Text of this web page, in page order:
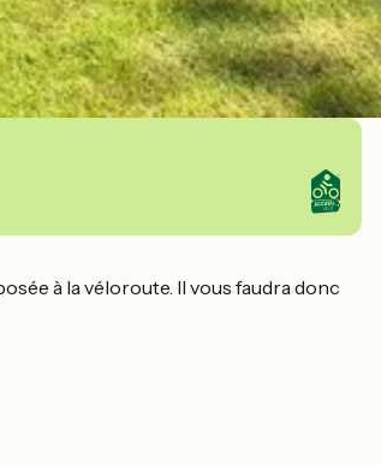
à la véloroute. Il vous faudra donc